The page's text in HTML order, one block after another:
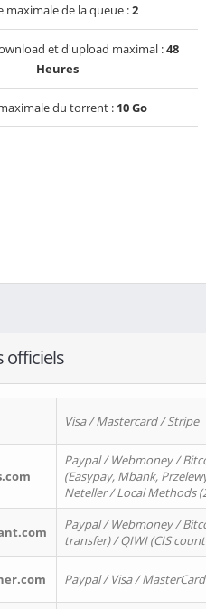
maximale de la queue :2
et d'upload maximal :48
Heures
du torrent : 10 Go
officiels
Visa / Mastercard / Stripe
Paypal / Webmoney /
(Easypay, Mbank,
Neteller / Local Methods
Paypal / Webmoney /
transfer) / QIWI (CIS
Paypal / Visa /